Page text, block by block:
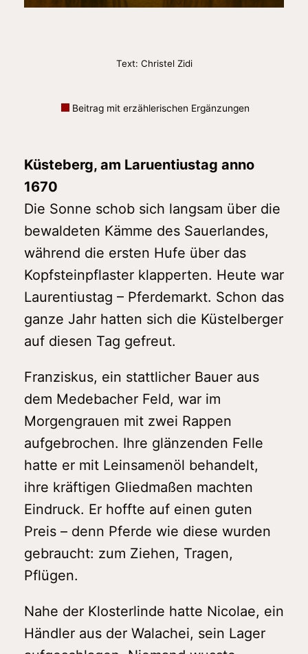
Text: Christel Zidi
Beitrag mit erzählerischen Ergänzungen
Küsteberg, am Laruentiustag anno
1670
Die Sonne schob sich langsam über die
bewaldeten Kämme des Sauerlandes,
während die ersten Hufe über das
Kopfsteinpflaster klapperten. Heute war
Laurentiustag – Pferdemarkt. Schon das
ganze Jahr hatten sich die Küstelberger
auf diesen Tag gefreut.
Franziskus, ein stattlicher Bauer aus
dem Medebacher Feld, war im
Morgengrauen mit zwei Rappen
aufgebrochen. Ihre glänzenden Felle
hatte er mit Leinsamenöl behandelt,
ihre kräftigen Gliedmaßen machten
Eindruck. Er hoffte auf einen guten
Preis – denn Pferde wie diese wurden
gebraucht: zum Ziehen, Tragen,
Pflügen.
Nahe der Klosterlinde hatte Nicolae, ein
Händler aus der Walachei, sein Lager